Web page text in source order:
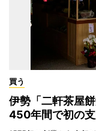
買う
伊勢「二軒茶屋
450年間で初の